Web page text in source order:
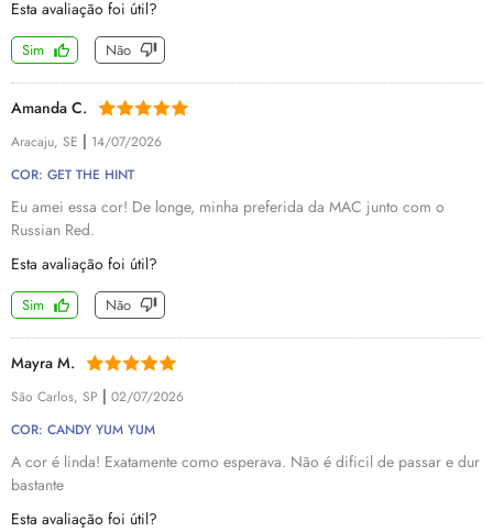
Esta avaliação foi útil?
Sim Não
Amanda C.
Aracaju, SE | 14/07/2026
COR: GET THE HINT
Eu amei essa cor! De longe, minha preferida da MAC junto com o
Russian Red.
Esta avaliação foi útil?
Sim Não
Mayra M.
São Carlos, SP | 02/07/2026
COR: CANDY YUM YUM
A cor é linda! Exatamente como esperava. Não é dificil de passar e dur
bastante
Esta avaliação foi útil?